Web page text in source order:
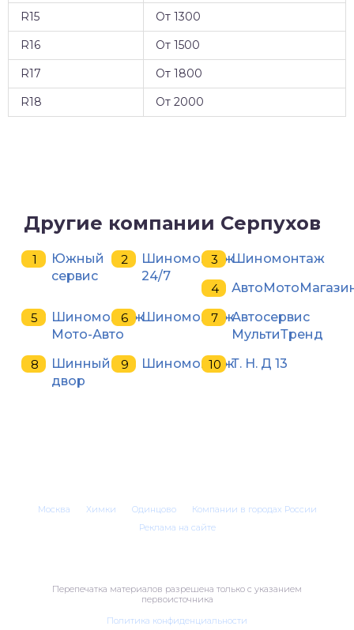
R15
От 1300
R16
От 1500
R17
От 1800
R18
От 2000
Другие компании Серпухов
Южный
сервис
Шиномонтаж
24/7
Шиномонтаж
Шиномонтаж
Мото-Авто
ШиномонтажАвтосервис
МультиТренд
Шинный
двор
ШиномонтажТ. Н. Д 13
Москва Химки Одинцово
Компании в городах России
Реклама на сайте
Перепечатка материалов разрешена только с указанием
первоисточника
Политика конфиденциальности